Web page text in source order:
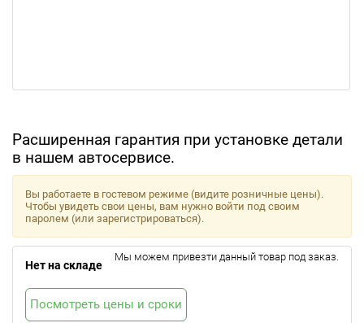
Расширенная гарантия при установке детали
в нашем автосервисе.
Вы работаете в гостевом режиме (видите розничные цены).
Чтобы увидеть свои цены, вам нужно войти под своим
паролем (или зарегистрироваться).
Нет на складе
Мы можем привезти данный товар под заказ.
Посмотреть цены и сроки